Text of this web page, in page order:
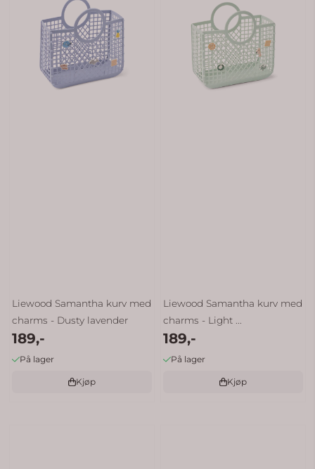
Liewood Samantha kurv med
charms - Dusty lavender
189,-
På lager
Kjøp
Liewood Samantha kurv med
charms - Light ...
189,-
På lager
Kjøp